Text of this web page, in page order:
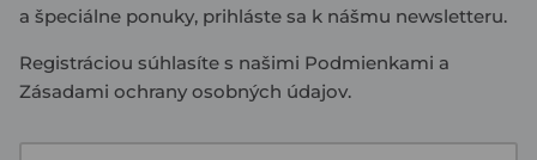
a špeciálne ponuky, prihláste sa k nášmu newsletteru.
Registráciou súhlasíte s našimi Podmienkami a
Zásadami ochrany osobných údajov.